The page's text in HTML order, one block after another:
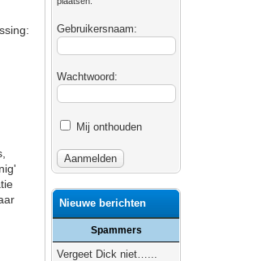
Gebruikersnaam:
Wachtwoord:
Mij onthouden
Nieuwe berichten
Spammers
Vergeet Dick niet…...